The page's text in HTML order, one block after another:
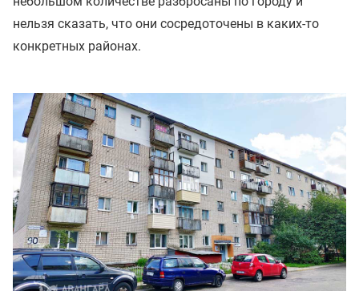
нельзя сказать, что они сосредоточены в каких-то
конкретных районах.